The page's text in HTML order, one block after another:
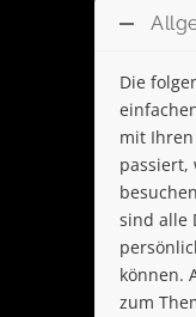
Die
mit
passiert,
sind alle
können.
zum